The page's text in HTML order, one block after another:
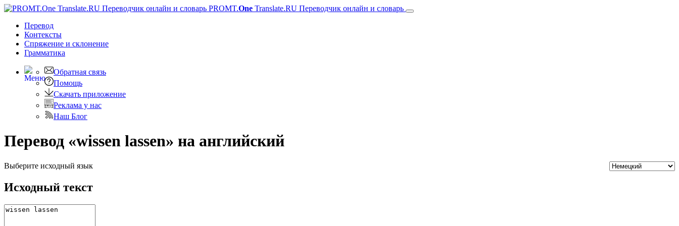
PROMT.One Translate.RU Переводчик онлайн и словарь
Перевод
Контексты
Спряжение и склонение
Грамматика
Обратная связь
Помощь
Скачать приложение
Реклама у нас
Наш Блог
Перевод «wissen lassen» на английский
Выберите исходный язык
Исходный текст